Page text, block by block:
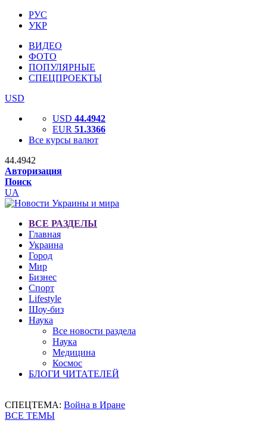
РУС
УКР
ВИДЕО
ФОТО
ПОПУЛЯРНЫЕ
СПЕЦПРОЕКТЫ
USD
USD 44.4942
EUR 51.3366
Все курсы валют
44.4942
Авторизация
Поиск
UA
ВСЕ РАЗДЕЛЫ
Главная
Украина
Город
Мир
Бизнес
Спорт
Lifestyle
Шоу-биз
Наука
Все новости раздела
Наука
Медицина
Космос
БЛОГИ ЧИТАТЕЛЕЙ
СПЕЦТЕМА: Война в Иране
ВСЕ ТЕМЫ